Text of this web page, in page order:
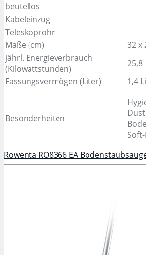
beutellos
Kabeleinzug
Teleskoprohr
Maße (cm)
32 x
jährl. Energieverbrauch
(Kilowattstunden)
25,8
Fassungsvermögen (Liter)
1,4
Besonderheiten
Rowenta RO8366 EA